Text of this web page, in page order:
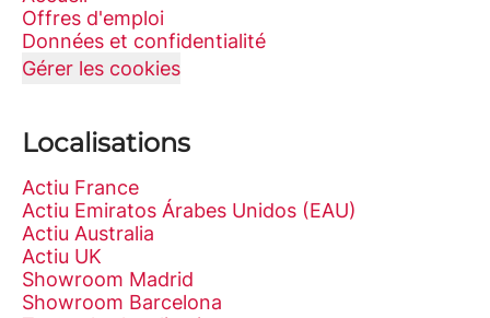
Offres d'emploi
Données et confidentialité
Gérer les cookies
Localisations
Actiu France
Actiu Emiratos Árabes Unidos (EAU)
Actiu Australia
Actiu UK
Showroom Madrid
Showroom Barcelona